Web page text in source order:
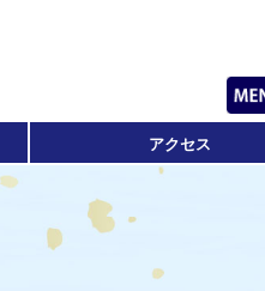
アクセス